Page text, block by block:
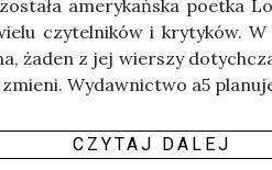
ame­ry­kań­ska poet­ka
czy­tel­ni­ków i kry­ty­ków.
żaden z jej wier­szy
Wydaw­nic­two a5
CZY­TAJ DALEJ